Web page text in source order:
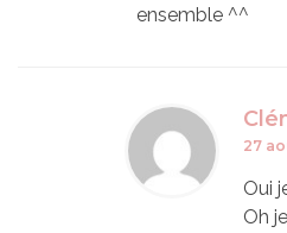
ensemble ^^
27
Oui
Oh